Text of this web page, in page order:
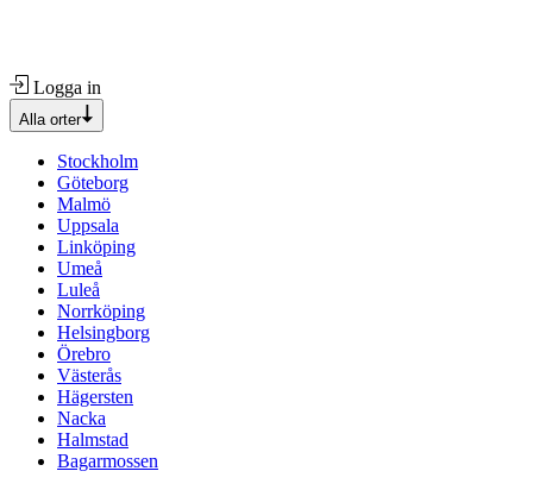
Logga in
Alla orter
Stockholm
Göteborg
Malmö
Uppsala
Linköping
Umeå
Luleå
Norrköping
Helsingborg
Örebro
Västerås
Hägersten
Nacka
Halmstad
Bagarmossen